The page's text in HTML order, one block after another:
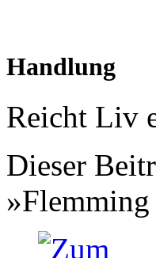
Handlung
Reicht Liv
Dieser